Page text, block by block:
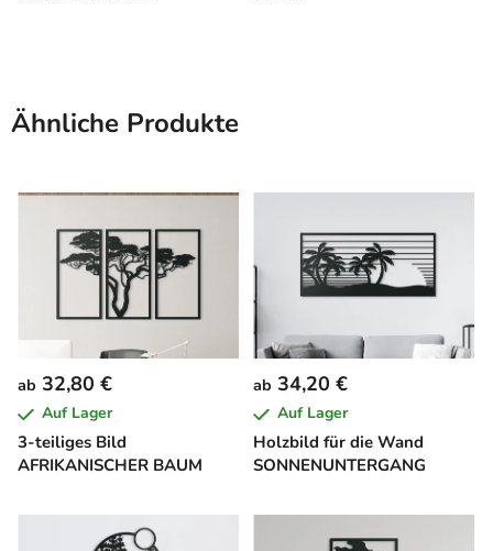
Ähnliche Produkte
3-teiliges Bild
AFRIKANISCHER BAUM
ab 32,80 €
Auf Lager
Holzbild für die Wand
SONNENUNTERGANG
ab 34,20 €
Auf Lager